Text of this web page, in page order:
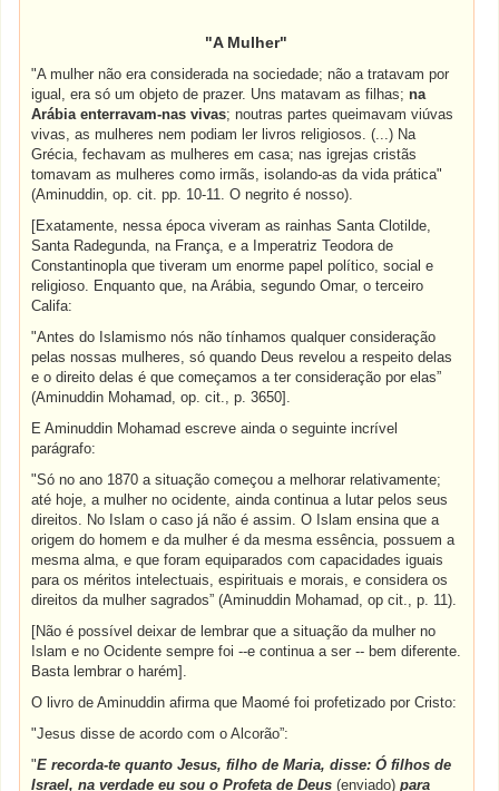
"A Mulher"
"A mulher não era considerada na sociedade; não a tratavam por
igual, era só um objeto de prazer. Uns matavam as filhas;na
Arábia enterravam-nas vivas; noutras partes queimavam viúvas
vivas, as mulheres nem podiam ler livros religiosos. (...) Na
Grécia, fechavam as mulheres em casa; nas igrejas cristãs
tomavam as mulheres como irmãs, isolando-as da vida prática"
(Aminuddin, op. cit. pp. 10-11. O negrito é nosso).
[Exatamente, nessa época viveram as rainhas Santa Clotilde,
Santa Radegunda, na França, e a Imperatriz Teodora de
Constantinopla que tiveram um enorme papel político, social e
religioso. Enquanto que, na Arábia, segundo Omar, o terceiro
Califa:
"Antes do Islamismo nós não tínhamos qualquer consideração
pelas nossas mulheres, só quando Deus revelou a respeito delas
e o direito delas é que começamos a ter consideração por elas”
(Aminuddin Mohamad, op. cit., p. 3650].
E Aminuddin Mohamad escreve ainda o seguinte incrível
parágrafo:
"Só no ano 1870 a situação começou a melhorar relativamente;
até hoje, a mulher no ocidente, ainda continua a lutar pelos seus
direitos. No Islam o caso já não é assim. O Islam ensina que a
origem do homem e da mulher é da mesma essência, possuem a
mesma alma, e que foram equiparados com capacidades iguais
para os méritos intelectuais, espirituais e morais, e considera os
direitos da mulher sagrados” (Aminuddin Mohamad, op cit., p. 11).
[Não é possível deixar de lembrar que a situação da mulher no
Islam e no Ocidente sempre foi --e continua a ser -- bem diferente.
Basta lembrar o harém].
O livro de Aminuddin afirma que Maomé foi profetizado por Cristo:
"Jesus disse de acordo com o Alcorão”:
"E recorda-te quanto Jesus, filho de Maria, disse: Ó filhos de
Israel, na verdade eu sou o Profeta de Deus(enviado) para